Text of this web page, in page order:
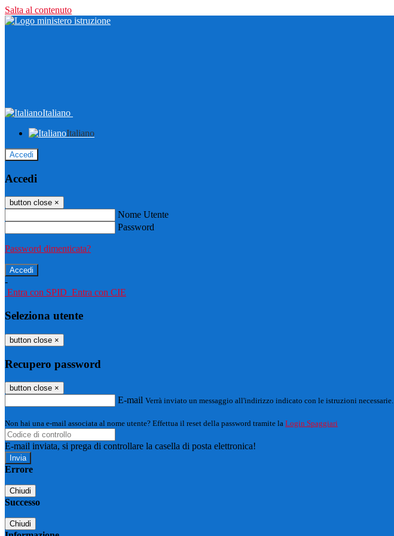
Salta al contenuto
Italiano
Italiano
Accedi
Accedi
button close ×
Nome Utente
Password
Password dimenticata?
-
Entra con SPID Entra con CIE
Seleziona utente
button close ×
Recupero password
button close ×
E-mail Verrà inviato un messaggio all'indirizzo indicato con le istruzioni necessarie.
Non hai una e-mail associata al nome utente? Effettua il reset della password tramite la Login Spaggiari
E-mail inviata, si prega di controllare la casella di posta elettronica!
Errore
Chiudi
Successo
Chiudi